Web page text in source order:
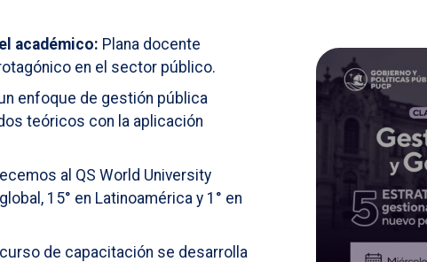
académico: Plana docente
en el sector público.
enfoque de gestión pública
teóricos con la aplicación
al QS World University
15° en Latinoamérica y 1° en
de capacitación se desarrolla